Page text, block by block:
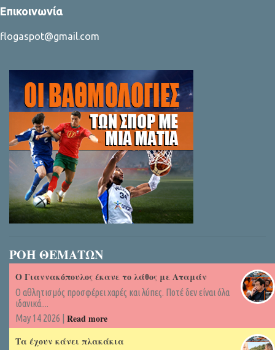
Επικοινωνία
flogaspot@gmail.com
ΡΟΗ ΘΕΜΑΤΩΝ
Ο Γιαννακόπουλος έκανε το λάθος με Αταμάν
Ο αθλητισμός προσφέρει χαρές και λύπες. Ποτέ δεν είναι όλα
ιδανικά....
May 14 2026 | Read more
Τα έχουν κάνει πλακάκια